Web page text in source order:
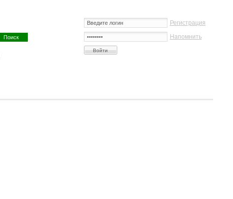
Регистрация
Напомнить